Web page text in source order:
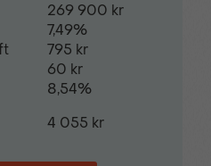
269 900 kr
7,49%
795 kr
60 kr
8,54%
4 055 kr